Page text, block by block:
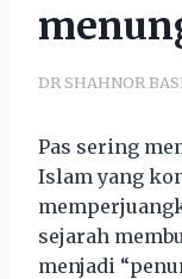
DR SHAHNOR
Pas sering
Islam yang
sejarah
menjadi